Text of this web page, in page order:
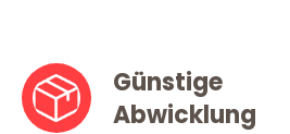
Günstige
Abwicklung